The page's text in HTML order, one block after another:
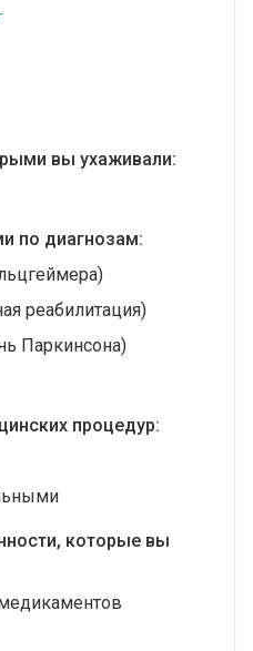
вы ухаживали:
по диагнозам:
реабилитация)
Паркинсона)
процедур:
которые вы